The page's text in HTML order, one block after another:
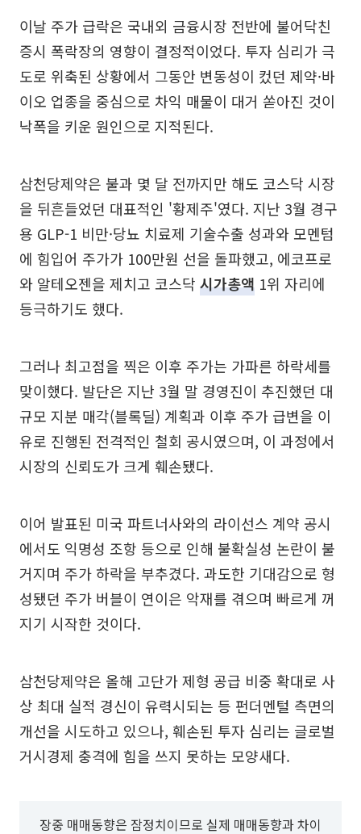
이날 주가 급락은 국내외 금융시장 전반에 불어닥친
증시 폭락장의 영향이 결정적이었다. 투자 심리가 극
도로 위축된 상황에서 그동안 변동성이 컸던 제약·바
이오 업종을 중심으로 차익 매물이 대거 쏟아진 것이
낙폭을 키운 원인으로 지적된다.
삼천당제약은 불과 몇 달 전까지만 해도 코스닥 시장
을 뒤흔들었던 대표적인 '황제주'였다. 지난 3월 경구
용 GLP-1 비만·당뇨 치료제 기술수출 성과와 모멘텀
에 힘입어 주가가 100만원 선을 돌파했고, 에코프로
와 알테오젠을 제치고 코스닥 시가총액 1위 자리에
등극하기도 했다.
그러나 최고점을 찍은 이후 주가는 가파른 하락세를
맞이했다. 발단은 지난 3월 말 경영진이 추진했던 대
규모 지분 매각(블록딜) 계획과 이후 주가 급변을 이
유로 진행된 전격적인 철회 공시였으며, 이 과정에서
시장의 신뢰도가 크게 훼손됐다.
이어 발표된 미국 파트너사와의 라이선스 계약 공시
에서도 익명성 조항 등으로 인해 불확실성 논란이 불
거지며 주가 하락을 부추겼다. 과도한 기대감으로 형
성됐던 주가 버블이 연이은 악재를 겪으며 빠르게 꺼
지기 시작한 것이다.
삼천당제약은 올해 고단가 제형 공급 비중 확대로 사
상 최대 실적 경신이 유력시되는 등 펀더멘털 측면의
개선을 시도하고 있으나, 훼손된 투자 심리는 글로벌
거시경제 충격에 힘을 쓰지 못하는 모양새다.
장중 매매동향은 잠정치이므로 실제 매매동향과 차이